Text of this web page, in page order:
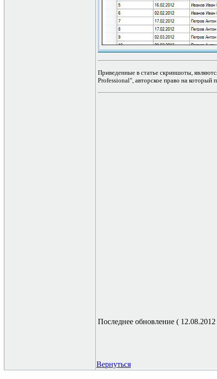
Приведенные в статье скриншоты,
Professional", авторское право на
Последнее обновление ( 12.08.2012
Вернуться